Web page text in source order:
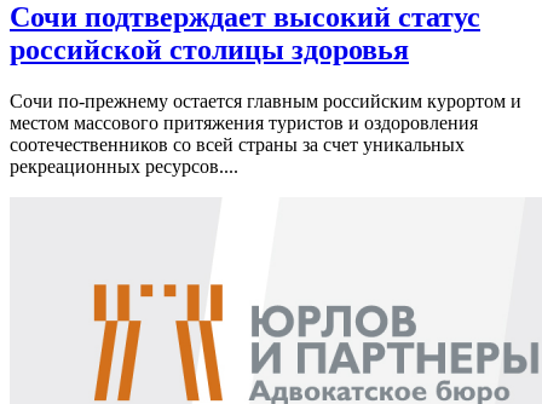
Сочи подтверждает высокий статус
российской столицы здоровья
Сочи по-прежнему остается главным российским курортом и
местом массового притяжения туристов и оздоровления
соотечественников со всей страны за счет уникальных
рекреационных ресурсов....